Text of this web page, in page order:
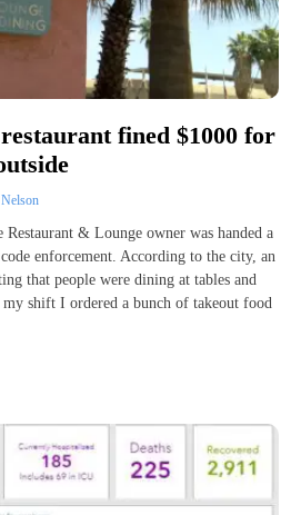
fined $1000 for
& Lounge owner was handed a
enforcement. According to the city, an
that people were dining at tables and
shift I ordered a bunch of takeout food